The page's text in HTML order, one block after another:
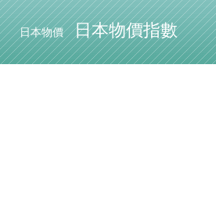
日本物價日本物價指數